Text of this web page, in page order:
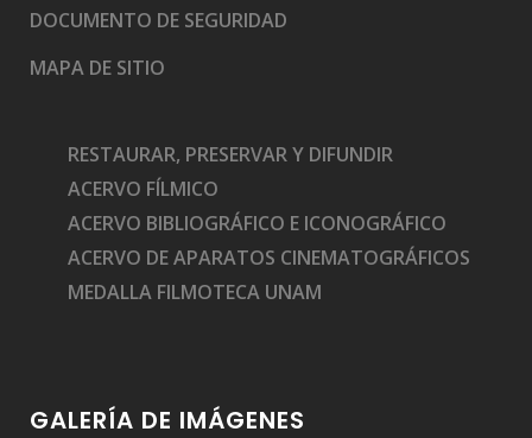
DOCUMENTO DE SEGURIDAD
MAPA DE SITIO
RESTAURAR, PRESERVAR Y DIFUNDIR
ACERVO FÍLMICO
ACERVO BIBLIOGRÁFICO E ICONOGRÁFICO
ACERVO DE APARATOS CINEMATOGRÁFICOS
MEDALLA FILMOTECA UNAM
GALERÍA DE IMÁGENES